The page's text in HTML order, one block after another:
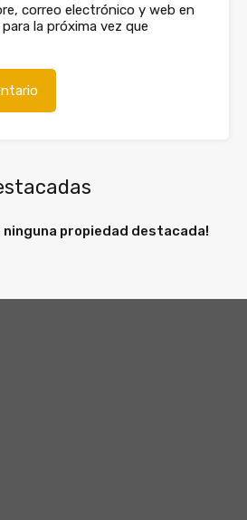
correo electrónico y web en
la próxima vez que
ninguna propiedad destacada!